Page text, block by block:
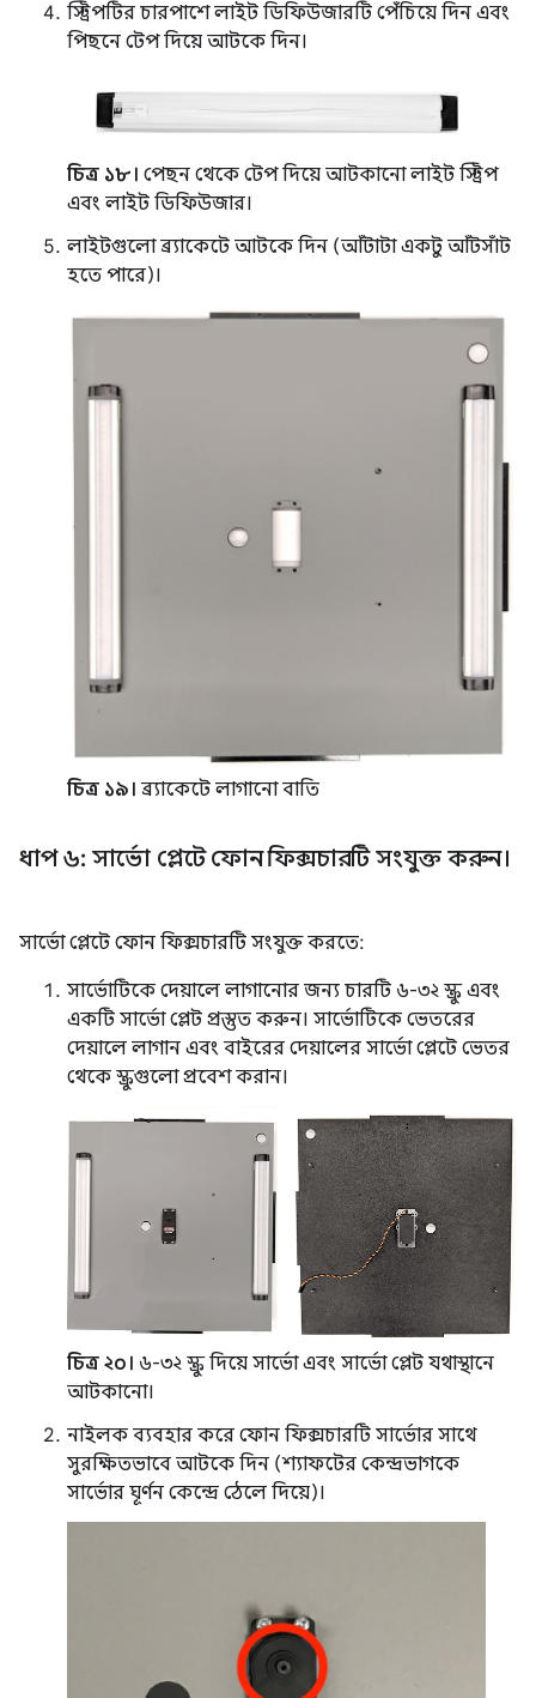
স্ট্রিপটির চারপাশে লাইট ডিফিউজারটি পেঁচিয়ে দিন এবং
পিছনে টেপ দিয়ে আটকে দিন।
চিত্র ১৮। পেছন থেকে টেপ দিয়ে আটকানো লাইট স্ট্রিপ
এবং লাইট ডিফিউজার।
লাইটগুলো ব্র্যাকেটে আটকে দিন (আঁটাটা একটু আঁটসাঁট
হতে পারে)।
চিত্র ১৯। ব্র্যাকেটে লাগানো বাতি
ধাপ ৬: সার্ভো প্লেটে ফোন ফিক্সচারটি সংযুক্ত করুন।
সার্ভো প্লেটে ফোন ফিক্সচারটি সংযুক্ত করতে:
সার্ভোটিকে দেয়ালে লাগানোর জন্য চারটি ৬-৩২ স্ক্রু এবং
একটি সার্ভো প্লেট প্রস্তুত করুন। সার্ভোটিকে ভেতরের
দেয়ালে লাগান এবং বাইরের দেয়ালের সার্ভো প্লেটে ভেতর
থেকে স্ক্রুগুলো প্রবেশ করান।
চিত্র ২০। ৬-৩২ স্ক্রু দিয়ে সার্ভো এবং সার্ভো প্লেট যথাস্থানে
আটকানো।
নাইলক ব্যবহার করে ফোন ফিক্সচারটি সার্ভোর সাথে
সুরক্ষিতভাবে আটকে দিন (শ্যাফটের কেন্দ্রভাগকে
সার্ভোর ঘূর্ণন কেন্দ্রে ঠেলে দিয়ে)।